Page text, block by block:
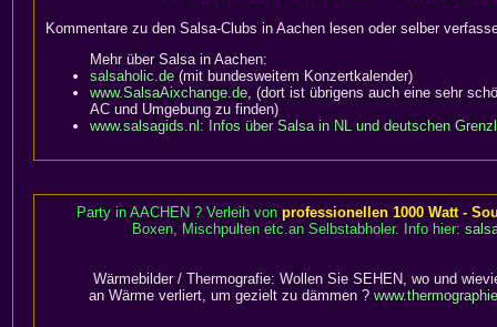
Kommentare zu den Salsa-Clubs in Aachen lesen oder selber
Mehr über Salsa in Aachen:
salsaholic.de (mit bundesweitem Konzertkalender)
www.SalsaAixchange.de, (dort ist übrigens auch eine sehr
AC und Umgebung zu finden)
www.salsagids.nl: Infos über Salsa in NL und deutschen
Party in AACHEN ? Verleih von professionellen 1000 Watt -
Boxen, Mischpulten etc.an Selbstabholer. Info hier:
Wärmebilder / Thermografie: Wollen Sie SEHEN, wo und
an Wärme verliert, um gezielt zu dämmen ?